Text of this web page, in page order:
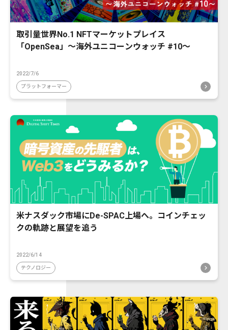
取引量世界No.1 NFTマーケットプレイス
「OpenSea」〜海外ユニコーンウォッチ #10〜
2022/7/6
プラットフォーマー
米ナスダック市場にDe-SPAC上場へ。コインチェッ
クの軌跡と展望を追う
2022/6/14
テクノロジー